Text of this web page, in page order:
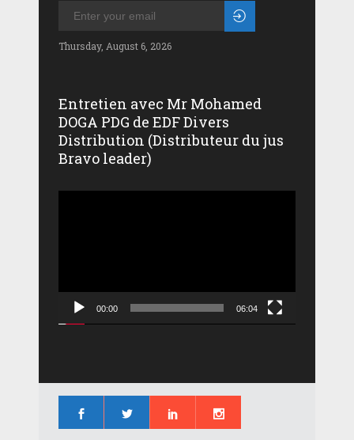
Thursday, August 6, 2026
Entretien avec Mr Mohamed
DOGA PDG de EDF Divers
Distribution (Distributeur du jus
Bravo leader)
00:00 06:04